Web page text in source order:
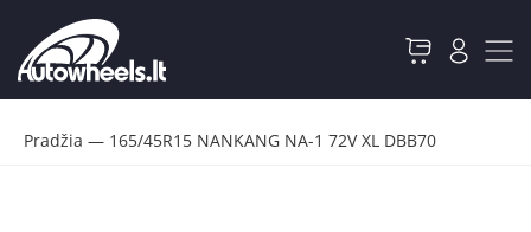
Pradžia — 165/45R15 NANKANG NA-1 72V XL DBB70